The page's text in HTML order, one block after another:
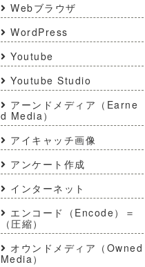
Webブラウザ
WordPress
Youtube
Youtube Studio
アーンドメディア（Earne
d Media）
アイキャッチ画像
アンケート作成
インターネット
エンコード（Encode）＝
（圧縮）
オウンドメディア（Owned
Media）